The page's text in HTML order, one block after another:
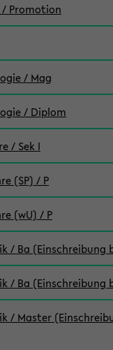
/ Promotion
/ Mag
/ Diplom
/ Sek I
(SP) / P
(wU) / P
/ Ba (Einschreibung
/ Ba (Einschreibung
/ Master